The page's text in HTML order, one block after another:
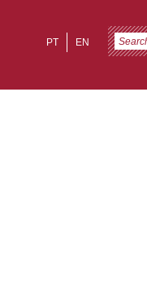
EN
PT